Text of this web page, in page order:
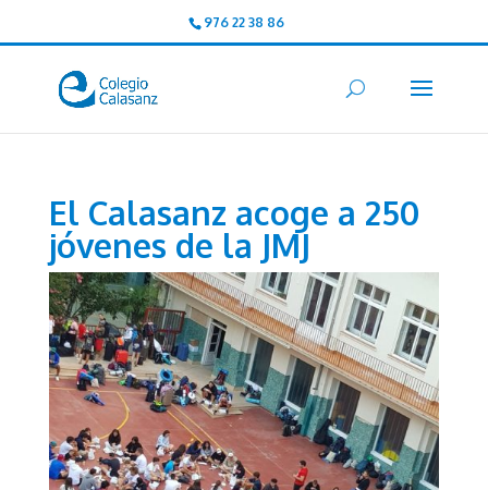
976 22 38 86
El Calasanz acoge a 250
jóvenes de la JMJ